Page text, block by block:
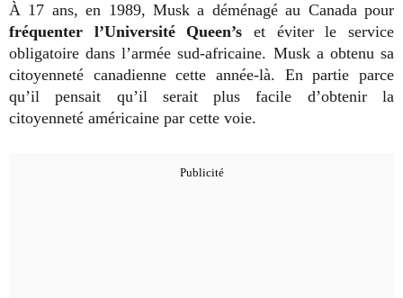
À 17 ans, en 1989, Musk a déménagé au Canada pour
fréquenter l’Université Queen’s et éviter le service
obligatoire dans l’armée sud-africaine. Musk a obtenu sa
citoyenneté canadienne cette année-là. En partie parce
qu’il pensait qu’il serait plus facile d’obtenir la
citoyenneté américaine par cette voie.